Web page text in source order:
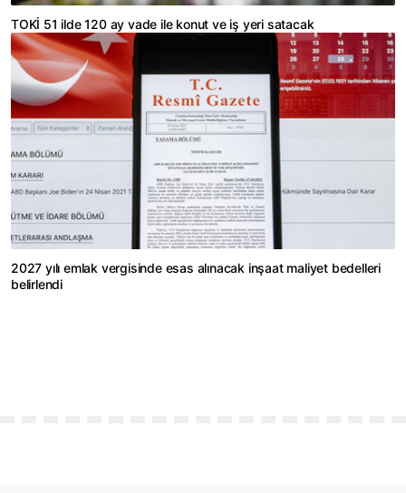
TOKİ 51 ilde 120 ay vade ile konut ve iş yeri satacak
2027 yılı emlak vergisinde esas alınacak inşaat maliyet bedelleri
belirlendi